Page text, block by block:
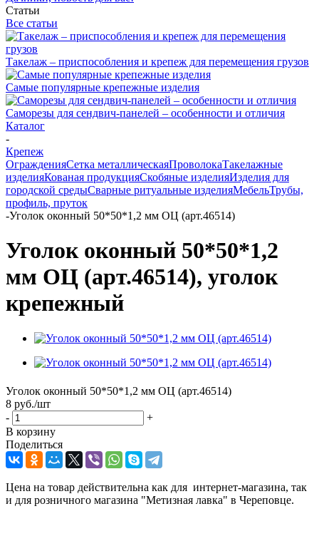
Статьи
Все статьи
Такелаж – приспособления и крепеж для перемещения грузов
Самые популярные крепежные изделия
Саморезы для сендвич-панелей – особенности и отличия
Каталог
-
Крепеж
ОгражденияСетка металлическаяПроволокаТакелажные
изделияКованая продукцияСкобяные изделияИзделия для
городской средыСварные ритуальные изделияМебельТрубы,
профиль, пруток
-Уголок оконный 50*50*1,2 мм ОЦ (арт.46514)
Уголок оконный 50*50*1,2
мм ОЦ (арт.46514), уголок
крепежный
Уголок оконный 50*50*1,2 мм ОЦ (арт.46514)
8 руб./шт
-
+
В корзину
Поделиться
Цена на товар действительна как для интернет-магазина, так
и для розничного магазина "Метизная лавка" в Череповце.